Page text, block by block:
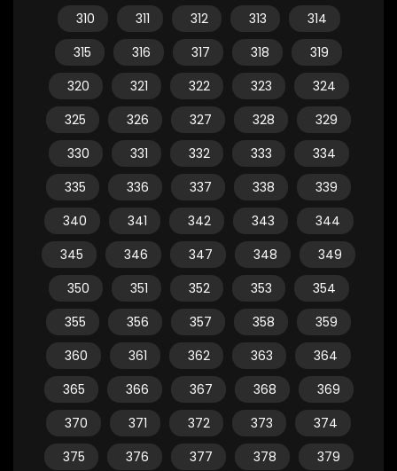
310
311 312 313
314
315
316 317 318
319
320
321 322 323
324
325
326 327 328
329
330
331 332 333
334
335
336 337 338
339
340
341 342 343
344
345
346 347 348
349
350
351 352 353
354
355
356 357 358
359
360
361 362 363
364
365
366 367 368
369
370
371 372 373
374
375
376 377 378
379